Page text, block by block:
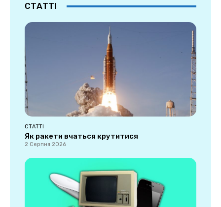
СТАТТІ
СТАТТІ
Як ракети вчаться крутитися
2 Серпня 2026